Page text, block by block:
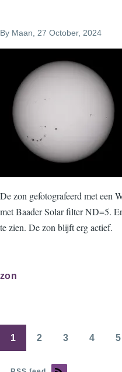
By Maan, 27 October, 2024
De zon gefotografeerd met een
met Baader Solar filter ND=5.
te zien. De zon blijft erg actief.
zon
Pagination
1 2 3 4 5